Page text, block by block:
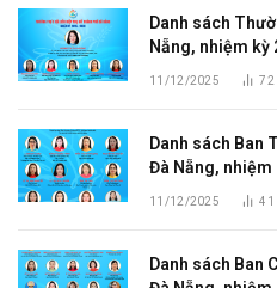
Danh sách
Nẵng, nhiệm kỳ
11/12/2025 72
Danh sách Ban
Đà Nẵng, nhiệm
11/12/2025 41
Danh sách Ban